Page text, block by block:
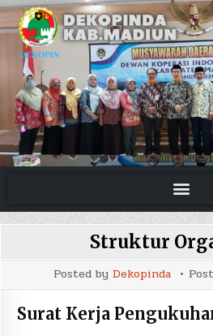
Struktur
Posted by Dekopinda
Surat Kerja